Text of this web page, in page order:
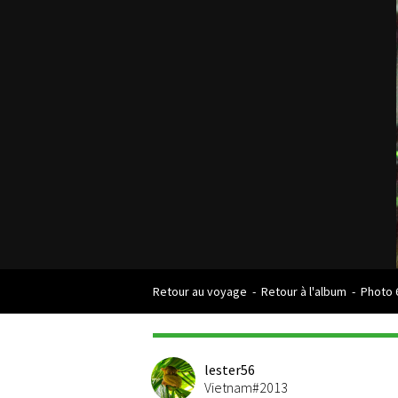
Retour au voyage - Retour à l'album - Photo
lester56
Vietnam#2013